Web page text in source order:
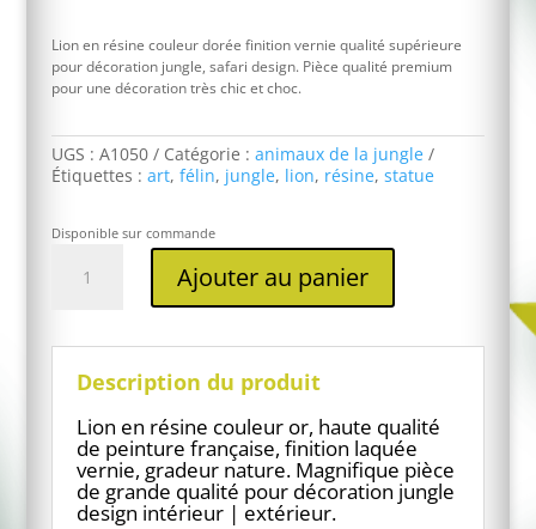
Lion en résine couleur dorée finition vernie qualité supérieure
pour décoration jungle, safari design. Pièce qualité premium
pour une décoration très chic et choc.
UGS : A1050 Catégorie : animaux de la jungle
Étiquettes : art, félin, jungle, lion, résine, statue
Disponible sur commande
Ajouter au panier
Description du produit
Lion en résine couleur or, haute qualité
de peinture française, finition laquée
vernie, gradeur nature. Magnifique pièce
de grande qualité pour décoration jungle
design intérieur | extérieur.